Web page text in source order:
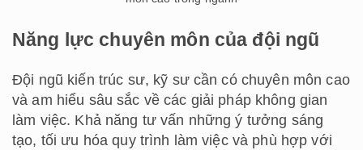
Năng lực chuyên môn của đội ngũ
Đội ngũ kiến trúc sư, kỹ sư cần có chuyên môn cao
và am hiểu sâu sắc về các giải pháp không gian
làm việc. Khả năng tư vấn những ý tưởng sáng
tạo, tối ưu hóa quy trình làm việc và phù hợp với